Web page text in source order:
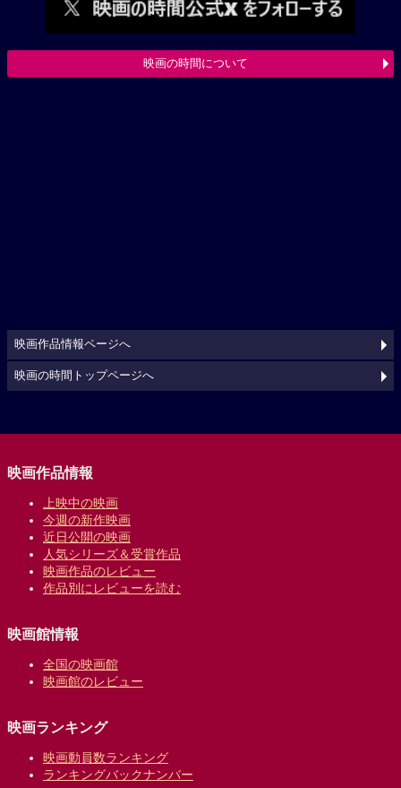
映画の時間について
映画作品情報ページへ
映画の時間トップページへ
映画作品情報
上映中の映画
今週の新作映画
近日公開の映画
人気シリーズ＆受賞作品
映画作品のレビュー
作品別にレビューを読む
映画館情報
全国の映画館
映画館のレビュー
映画ランキング
映画動員数ランキング
ランキングバックナンバー